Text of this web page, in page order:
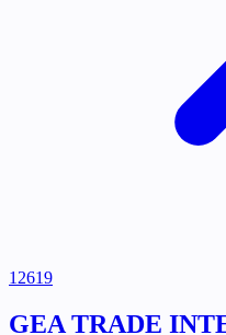
12619
GEA TRADE